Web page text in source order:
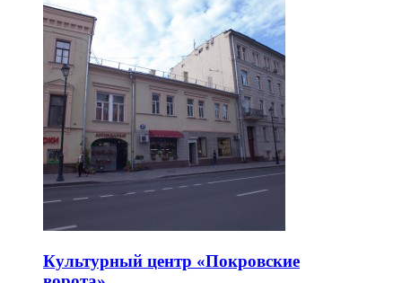
Культурный центр «Покровские